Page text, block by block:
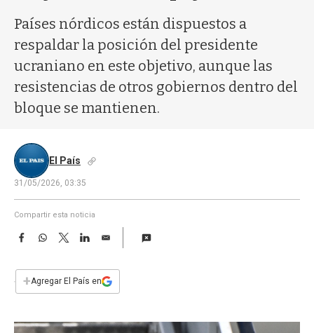
Países nórdicos están dispuestos a
respaldar la posición del presidente
ucraniano en este objetivo, aunque las
resistencias de otros gobiernos dentro del
bloque se mantienen.
El País
31/05/2026, 03:35
Compartir esta noticia
F
e
b
W
s
T
w
t
L
E
i
l
+Agregar El País en